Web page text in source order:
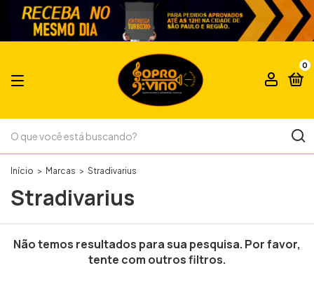
0
Início > Marcas > Stradivarius
Stradivarius
Não temos resultados para sua pesquisa. Por favor,
tente com outros filtros.